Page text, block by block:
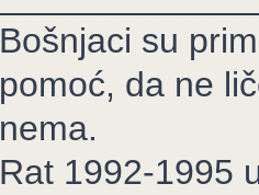
Bošnjaci su
pomoć, da ne
nema.
Rat 1992-1995